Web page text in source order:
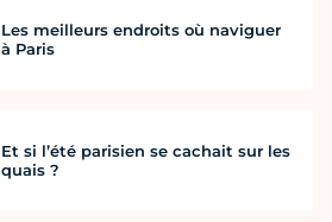
Les meilleurs endroits où naviguer
à Paris
Et si l’été parisien se cachait sur les
quais ?